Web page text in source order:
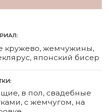
кружево, жемчужины,
японский бисер
, в пол, свадебные
, с жемчугом, на